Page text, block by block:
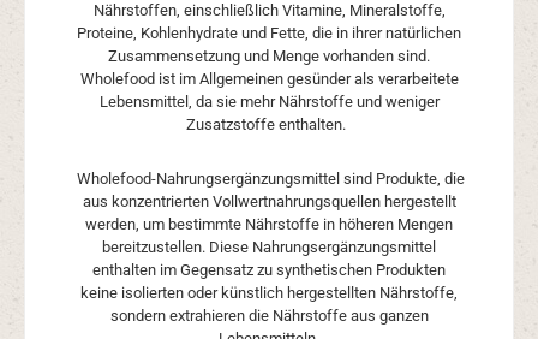
Nährstoffen, einschließlich Vitamine, Mineralstoffe,
Proteine, Kohlenhydrate und Fette, die in ihrer natürlichen
Zusammensetzung und Menge vorhanden sind.
Wholefood ist im Allgemeinen gesünder als verarbeitete
Lebensmittel, da sie mehr Nährstoffe und weniger
Zusatzstoffe enthalten.
Wholefood-Nahrungsergänzungsmittel sind Produkte, die
aus konzentrierten Vollwertnahrungsquellen hergestellt
werden, um bestimmte Nährstoffe in höheren Mengen
bereitzustellen. Diese Nahrungsergänzungsmittel
enthalten im Gegensatz zu synthetischen Produkten
keine isolierten oder künstlich hergestellten Nährstoffe,
sondern extrahieren die Nährstoffe aus ganzen